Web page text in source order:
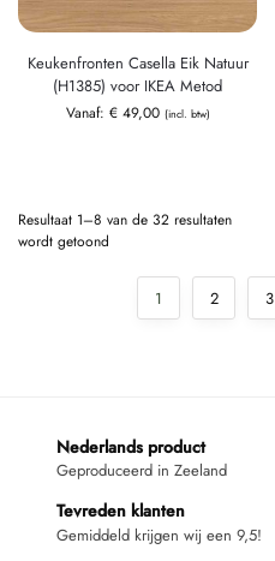
Keukenfronten Casella Eik Natuur
(H1385) voor IKEA Metod
Vanaf: €49,00 (incl. btw)
Resultaat 1–8 van de 32 resultaten
wordt getoond
1 2 3
Nederlands product
Geproduceerd in Zeeland
Tevreden klanten
Gemiddeld krijgen wij een 9,5!